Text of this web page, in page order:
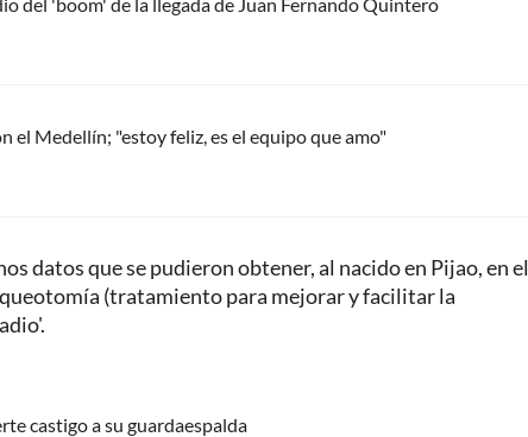
el Medellín; "estoy feliz, es el equipo que amo"
datos que se pudieron obtener, al nacido en Pijao, en el
(tratamiento para mejorar y facilitar la
castigo a su guardaespalda